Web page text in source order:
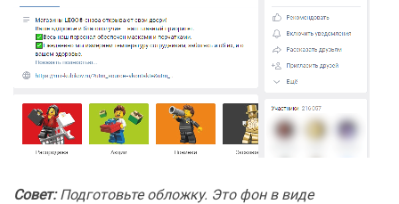
Совет:Подготовьте обложку. Это фон в виде